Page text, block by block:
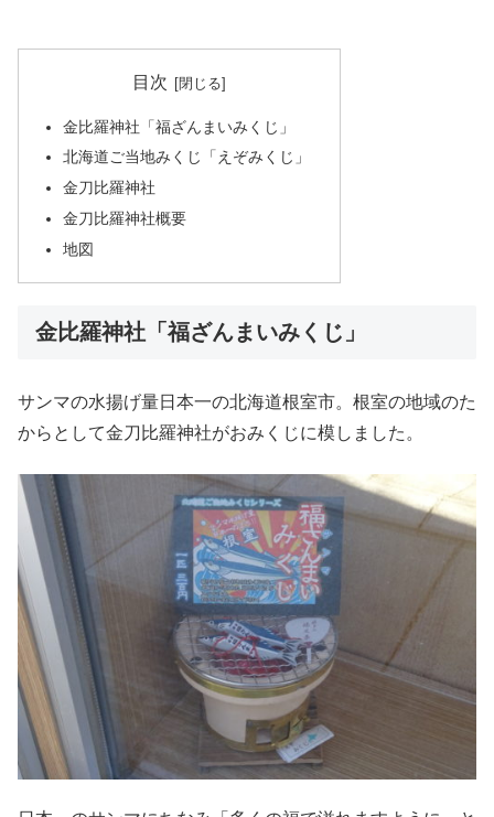
目次
金比羅神社「福ざんまいみくじ」
北海道ご当地みくじ「えぞみくじ」
金刀比羅神社
金刀比羅神社概要
地図
金比羅神社「福ざんまいみくじ」
サンマの水揚げ量日本一の北海道根室市。根室の地域のた
からとして金刀比羅神社がおみくじに模しました。